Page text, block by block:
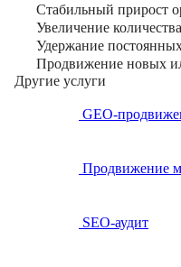
Стабильный прирост
Увеличение
Удержание
Продвижение новых
Другие услуги
GEO-
Продвижение
SEO-аудит